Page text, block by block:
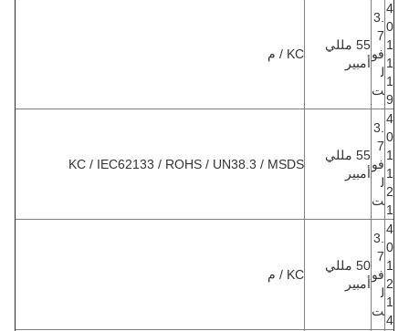
4
0
1
1
1
9
3.
7
فو
ل
ت
55 مللي
أمبير
KC / م
4
0
1
1
2
1
3.
7
فو
ل
ت
55 مللي
أمبير
KC / IEC62133 / ROHS / UN38.3 / MSDS
4
0
1
2
1
4
3.
7
فو
ل
ت
50 مللي
أمبير
KC / م